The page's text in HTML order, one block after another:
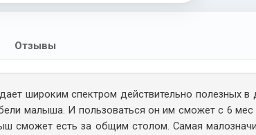
Отзывы
широким спектром действительно полезных в
малыша. И пользоваться он им сможет с 6
сможет есть за общим столом. Самая